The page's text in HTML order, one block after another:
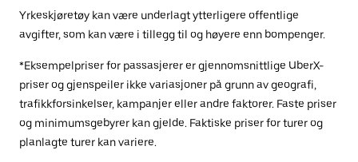
Yrkeskjøretøy kan være underlagt ytterligere offentlige
avgifter, som kan være i tillegg til og høyere enn bompenger.
*Eksempelpriser for passasjerer er gjennomsnittlige UberX-
priser og gjenspeiler ikke variasjoner på grunn av geografi,
trafikkforsinkelser, kampanjer eller andre faktorer. Faste priser
og minimumsgebyrer kan gjelde. Faktiske priser for turer og
planlagte turer kan variere.